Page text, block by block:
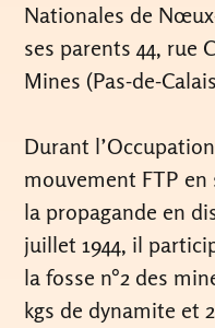
Nationales de
ses parents 44, rue
Mines (Pas-de-
Durant
mouvement FTP en
la propagande en
juillet 1944, il
la fosse n°2 des
kgs de dynamite et